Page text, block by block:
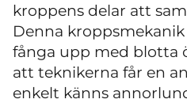
kroppens delar att
Denna
fånga upp med blotta
att teknikerna får en
enkelt känns